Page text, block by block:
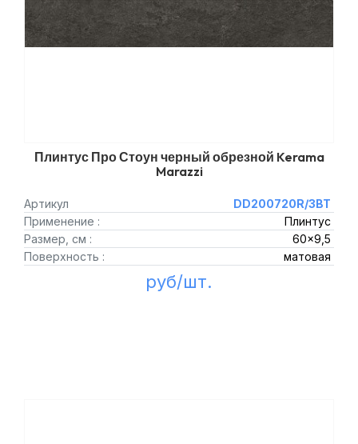
Плинтус Про Стоун черный обрезной Kerama
Marazzi
Артикул
DD200720R/3BT
Применение :
Плинтус
Размер, см :
60x9,5
Поверхность :
матовая
руб/шт.